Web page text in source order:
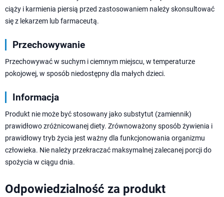
ciąży i karmienia piersią przed zastosowaniem należy skonsultować
się z lekarzem lub farmaceutą.
Przechowywanie
Przechowywać w suchym i ciemnym miejscu, w temperaturze
pokojowej, w sposób niedostępny dla małych dzieci.
Informacja
Produkt nie może być stosowany jako substytut (zamiennik)
prawidłowo zróżnicowanej diety. Zrównoważony sposób żywienia i
prawidłowy tryb życia jest ważny dla funkcjonowania organizmu
człowieka. Nie należy przekraczać maksymalnej zalecanej porcji do
spożycia w ciągu dnia.
Odpowiedzialność za produkt